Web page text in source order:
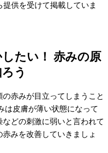
供を受けて掲載していま
たい！ 赤みの原
う
赤みが目立ってしまうこと
は皮膚が薄い状態になって
どの刺激に弱いと言われて
みを改善していきましょ